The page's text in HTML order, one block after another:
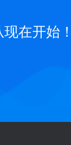
在开始！